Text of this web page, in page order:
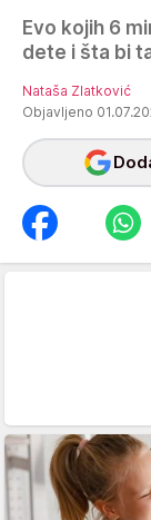
Evo kojih 6
dete i šta bi
Nataša Zlatković
Objavljeno